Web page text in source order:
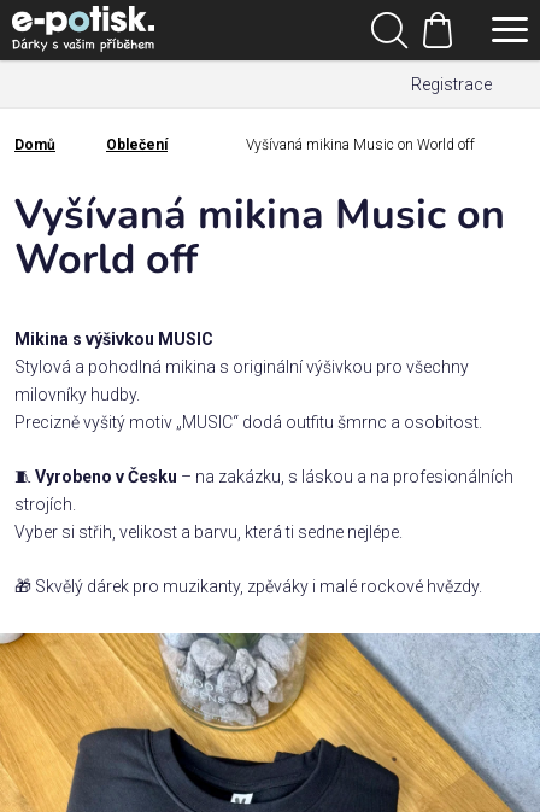
Přejít
na
obsah
Registrace
Hledat
Nákupní
košík
Kategorie
Dárek
Rodina
Láska
Povolání,
zájmy a
sport
Příležitosti
Domácnost
Kolekce
Domů
Domů Oblečení Vyšívaná mikina Music on World off
Vyšívaná mikina Music on
World off
Mikina s výšivkou MUSIC
Stylová a pohodlná mikina s originální výšivkou pro všechny
milovníky hudby.
Precizně vyšitý motiv „MUSIC“ dodá outfitu šmrnc a osobitost.
🧵 Vyrobeno v Česku – na zakázku, s láskou a na profesionálních
strojích.
Vyber si střih, velikost a barvu, která ti sedne nejlépe.
🎁 Skvělý dárek pro muzikanty, zpěváky i malé rockové hvězdy.